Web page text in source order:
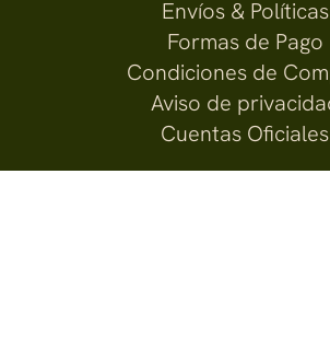
Envíos & Políticas
Formas de Pago
Condiciones de
Aviso de
Cuentas Oficiales